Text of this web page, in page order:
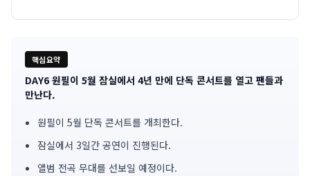
핵심요약
기
심
DAY6 원필이 5월 잠실에서 4년 만에 단독 콘서트를 열고 팬들과
만난다.
원필이 5월 단독 콘서트를 개최한다.
잠실에서 3일간 공연이 진행된다.
앨범 전곡 무대를 선보일 예정이다.